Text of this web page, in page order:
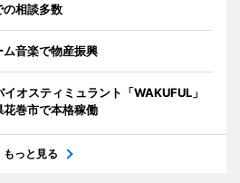
の相談多数
音楽で物産振興
オスティミュラント「WAKUFUL」
巻市で本格稼働
もっと見る